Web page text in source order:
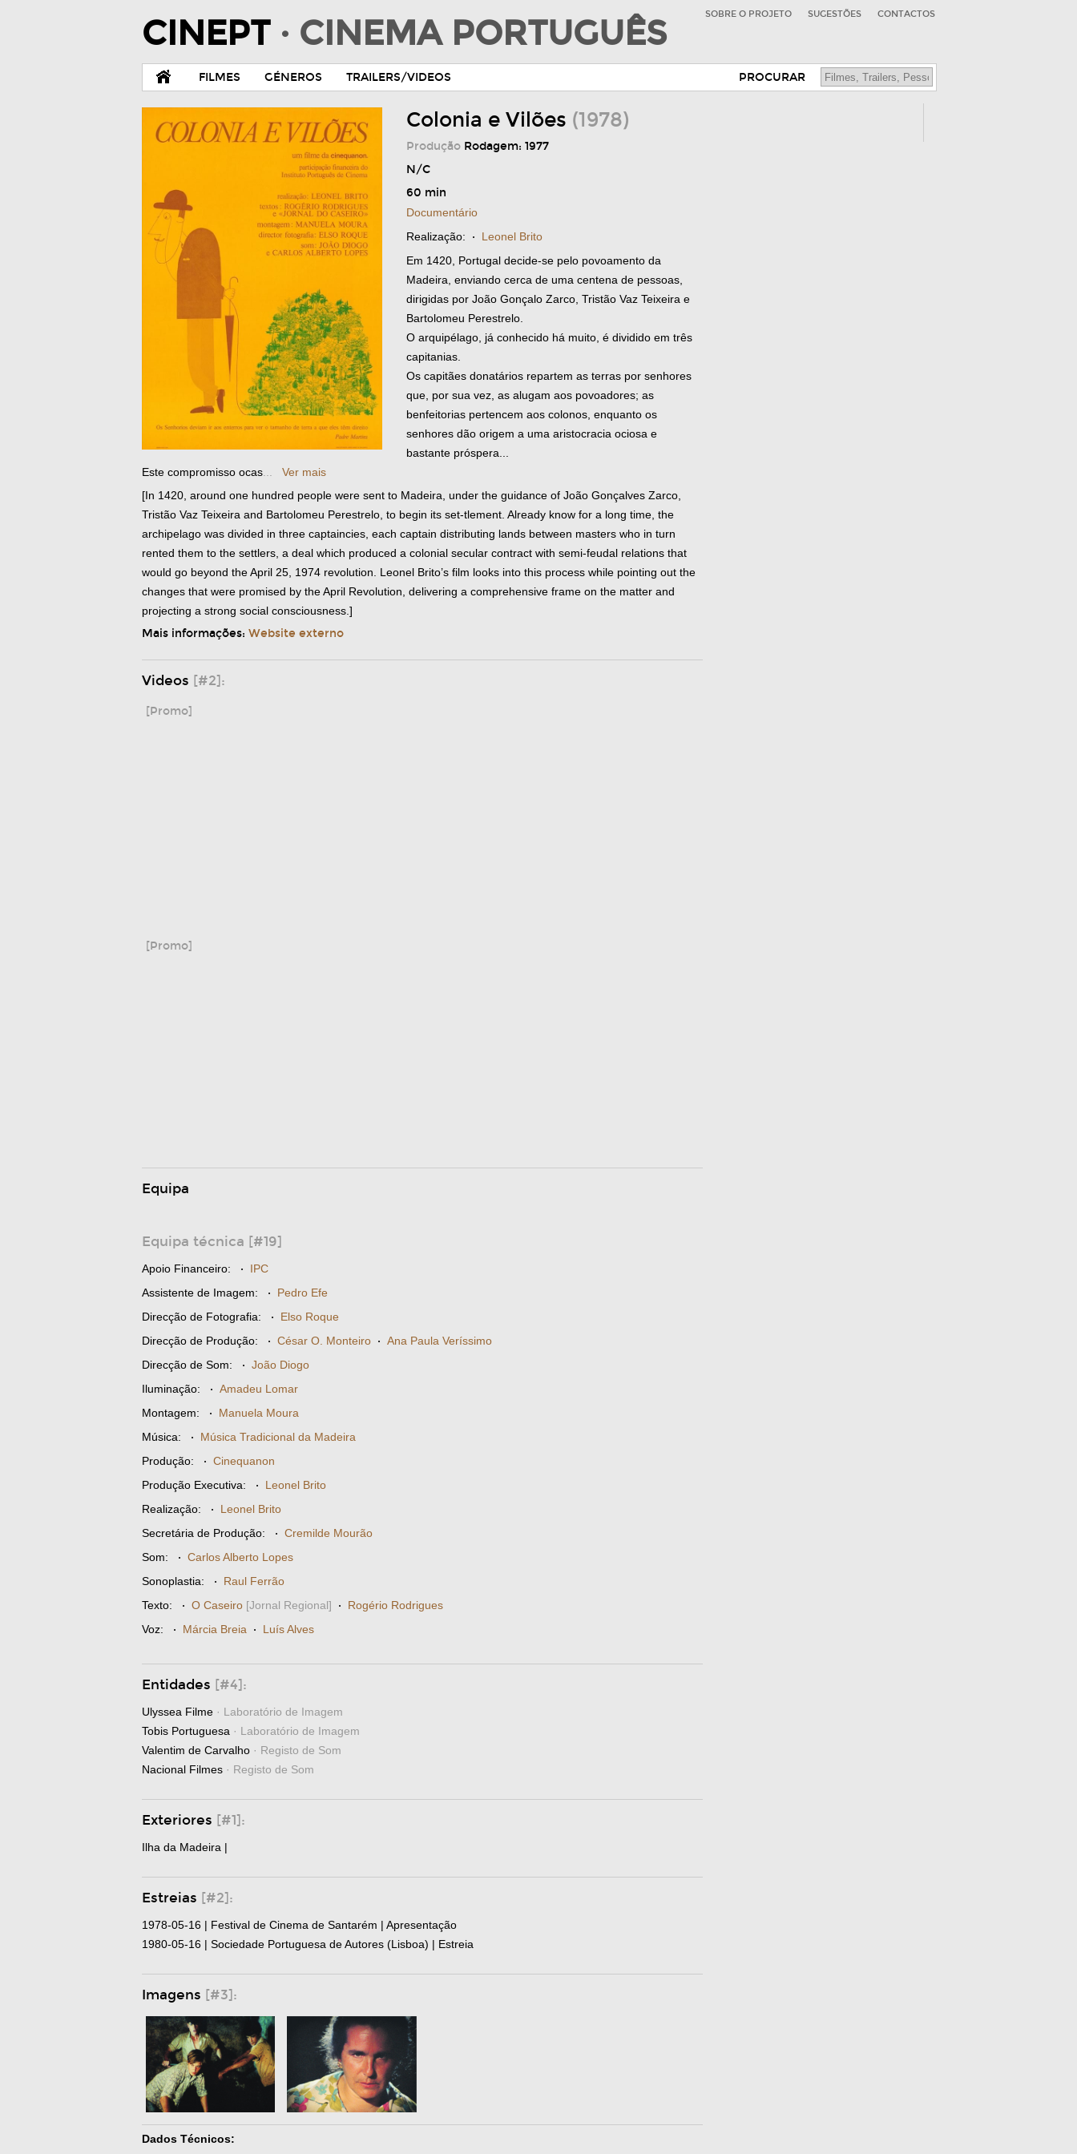
CINEPT · CINEMA PORTUGUÊS SOBRE O PROJETO SUGESTÕES CONTACTOS
FILMES GÉNEROS TRAILERS/VIDEOS PROCURAR
Colonia e Vilões (1978)
Produção Rodagem: 1977
N/C
60 min
Documentário
Realização: · Leonel Brito
Em 1420, Portugal decide-se pelo povoamento da
Madeira, enviando cerca de uma centena de pessoas,
dirigidas por João Gonçalo Zarco, Tristão Vaz Teixeira e
Bartolomeu Perestrelo.
O arquipélago, já conhecido há muito, é dividido em três
capitanias.
Os capitães donatários repartem as terras por senhores
que, por sua vez, as alugam aos povoadores; as
benfeitorias pertencem aos colonos, enquanto os
senhores dão origem a uma aristocracia ociosa e
bastante próspera...
Este compromisso ocas
Ver mais
[In 1420, around one hundred people were sent to Madeira, under the guidance of João Gonçalves Zarco,
Tristão Vaz Teixeira and Bartolomeu Perestrelo, to begin its set-tlement. Already know for a long time, the
archipelago was divided in three captaincies, each captain distributing lands between masters who in turn
rented them to the settlers, a deal which produced a colonial secular contract with semi-feudal relations that
would go beyond the April 25, 1974 revolution. Leonel Brito’s film looks into this process while pointing out the
changes that were promised by the April Revolution, delivering a comprehensive frame on the matter and
projecting a strong social consciousness.]
Mais informações: Website externo
Videos [#2]:
[Promo]
[Promo]
Equipa
Equipa técnica [#19]
Apoio Financeiro: · IPC
Assistente de Imagem: · Pedro Efe
Direcção de Fotografia: · Elso Roque
Direcção de Produção: · César O. Monteiro · Ana Paula Veríssimo
Direcção de Som: · João Diogo
Iluminação: · Amadeu Lomar
Montagem: · Manuela Moura
Música: · Música Tradicional da Madeira
Produção: · Cinequanon
Produção Executiva: · Leonel Brito
Realização: · Leonel Brito
Secretária de Produção: · Cremilde Mourão
Som: · Carlos Alberto Lopes
Sonoplastia: · Raul Ferrão
Texto: · O Caseiro [Jornal Regional] · Rogério Rodrigues
Voz: · Márcia Breia · Luís Alves
Entidades [#4]:
Ulyssea Filme · Laboratório de Imagem
Tobis Portuguesa · Laboratório de Imagem
Valentim de Carvalho · Registo de Som
Nacional Filmes · Registo de Som
Exteriores [#1]:
Ilha da Madeira |
Estreias [#2]:
1978-05-16 | Festival de Cinema de Santarém | Apresentação
1980-05-16 | Sociedade Portuguesa de Autores (Lisboa) | Estreia
Imagens [#3]:
Dados Técnicos: